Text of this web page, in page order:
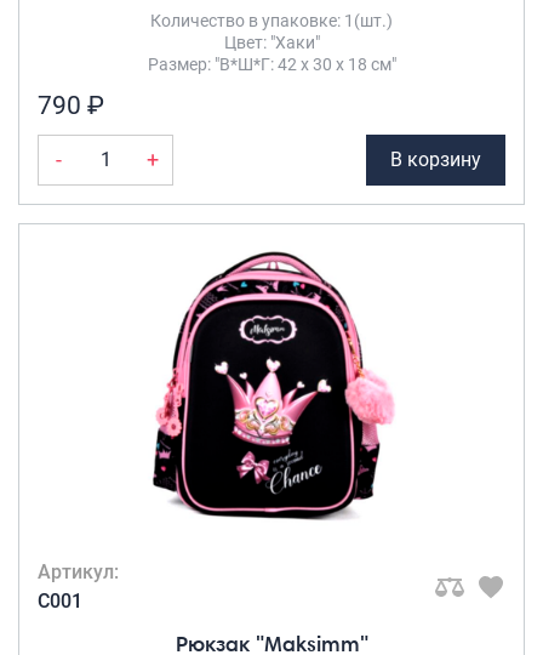
Количество в упаковке: 1(шт.)
Цвет: "Хаки"
Размер: "В*Ш*Г: 42 х 30 х 18 см"
790 ₽
- + В корзину
Артикул:
C001
Рюкзак "Maksimm"